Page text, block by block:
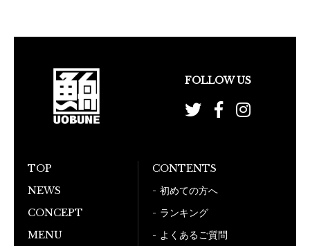
FOLLOW US
TOP
NEWS
CONCEPT
MENU
CONTENTS
初めての方へ
ランキング
よくあるご質問